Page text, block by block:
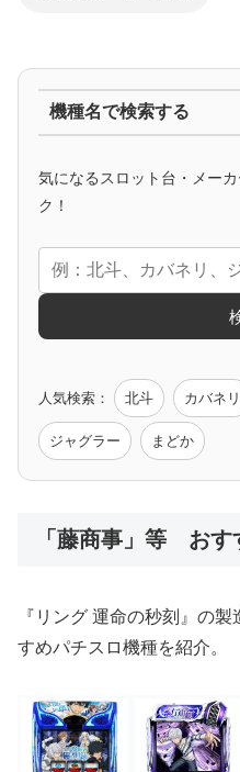
マイジャグ ファンキー ア
アニメタイアップ
エヴァ コードギアス 化物語
モンハン バイオ ペルソナ
機種名で検索する
気になるスロット台・メー
ク！
人気検索： 北斗 カバネリ
ジャグラー まどか
「藤商事」等 おす
『リング 運命の秒刻』の製
すめパチスロ機種を紹介。